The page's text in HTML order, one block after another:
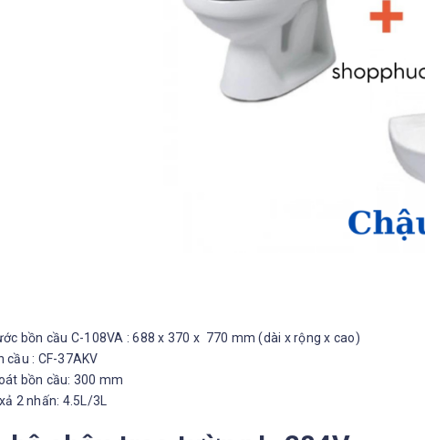
bồn cầu C-108VA : 688 x 370 x 770 mm (dài x rộng x cao)
cầu : CF-37AKV
bồn cầu: 300 mm
2 nhấn: 4.5L/3L